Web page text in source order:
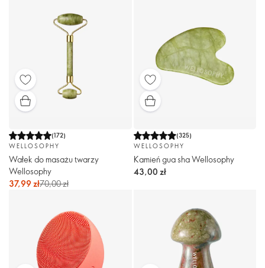
(172)
WELLOSOPHY
Wałek do masażu twarzy
Wellosophy
37,99 zł70,00 zł
(325)
WELLOSOPHY
Kamień gua sha Wellosophy
43,00 zł